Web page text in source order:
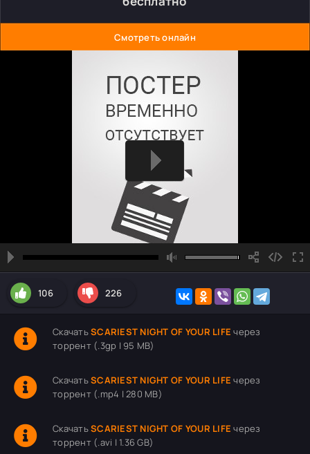
Смотреть онлайн
106 226
СкачатьSCARIEST NIGHT OF YOUR LIFE через
торрент (.3gp | 95 MB)
СкачатьSCARIEST NIGHT OF YOUR LIFE через
торрент (.mp4 | 280 MB)
СкачатьSCARIEST NIGHT OF YOUR LIFE через
торрент (.avi | 1.36 GB)